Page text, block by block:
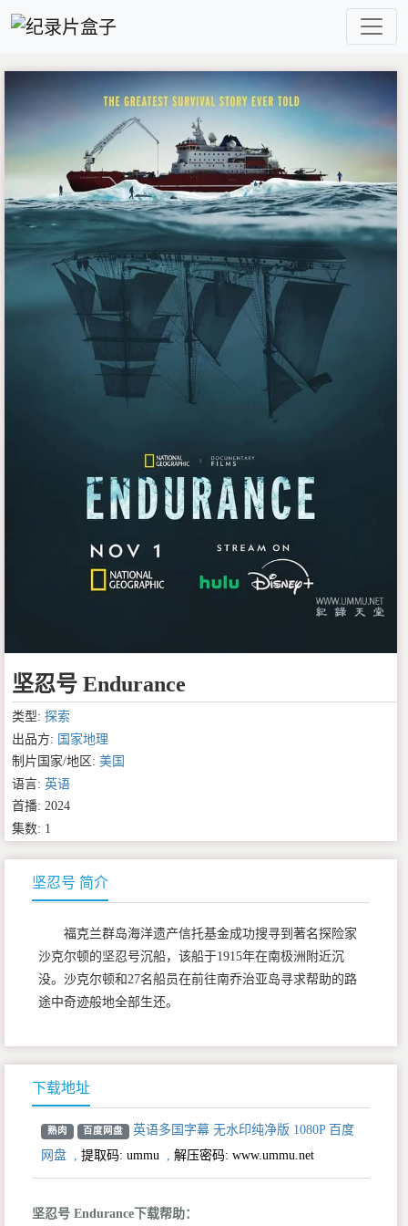
坚忍号 Endurance
类型: 探索
出品方: 国家地理
制片国家/地区: 美国
语言: 英语
首播: 2024
集数: 1
坚忍号 简介
福克兰群岛海洋遗产信托基金成功搜寻到著名探险家
沙克尔顿的坚忍号沉船，该船于1915年在南极洲附近沉
没。沙克尔顿和27名船员在前往南乔治亚岛寻求帮助的路
途中奇迹般地全部生还。
下载地址
熟肉 百度网盘
英语多国字幕 无水印纯净版 1080P 百度
网盘 , 提取码: ummu , 解压密码: www.ummu.net
坚忍号 Endurance下载帮助：